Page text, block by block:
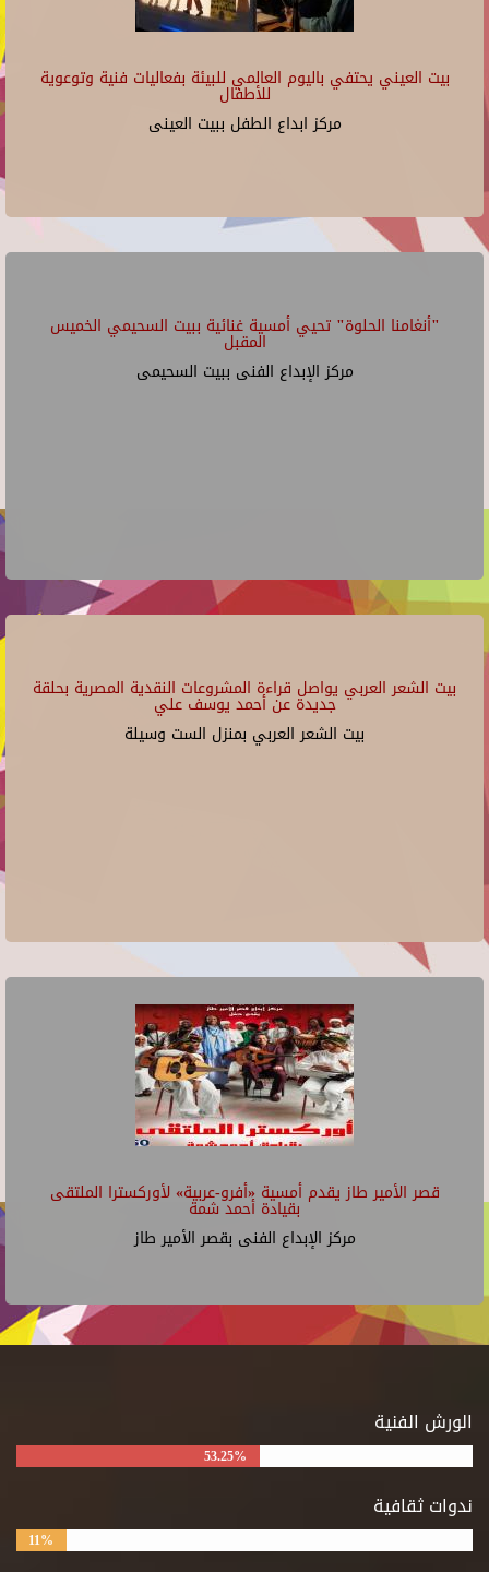
بيت العيني يحتفي باليوم العالمي للبيئة بفعاليات فنية وتوعوية
للأطفال
مركز ابداع الطفل ببيت العينى
"أنغامنا الحلوة" تحيي أمسية غنائية ببيت السحيمي الخميس
المقبل
مركز الإبداع الفنى ببيت السحيمى
بيت الشعر العربي يواصل قراءة المشروعات النقدية المصرية بحلقة
جديدة عن أحمد يوسف علي
بيت الشعر العربي بمنزل الست وسيلة
قصر الأمير طاز يقدم أمسية «أفرو-عربية» لأوركسترا الملتقى
بقيادة أحمد شمة
مركز الإبداع الفنى بقصر الأمير طاز
الورش الفنية
53.25%
ندوات ثقافية
11%